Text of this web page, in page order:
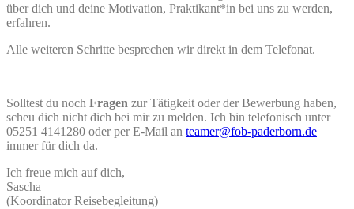
über dich und deine Motivation, Praktikant*in bei uns zu werden,
erfahren.
Alle weiteren Schritte besprechen wir direkt in dem Telefonat.
Solltest du noch Fragen zur Tätigkeit oder der Bewerbung haben,
scheu dich nicht dich bei mir zu melden. Ich bin telefonisch unter
05251 4141280 oder per E-Mail an teamer@fob-paderborn.de
immer für dich da.
Ich freue mich auf dich,
Sascha
(Koordinator Reisebegleitung)